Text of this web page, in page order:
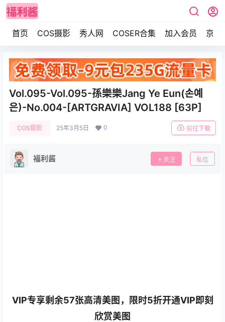
首页 COS摄影 秀人网 COSER合集 加入会员 京东
Vol.095-Vol.095-孫樂樂Jang Ye Eun(손예
은)-No.004-[ARTGRAVIA] VOL188 [63P]
COS摄影 25年3月5日 0 前往下载
福利酱 关注 私信
VIP专享剩余57张高清美图，限时5折开通VIP即刻
欣赏美图